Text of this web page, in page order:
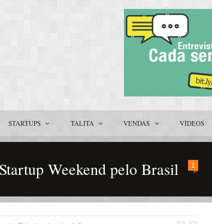
STARTUPS TALITA VENDAS VÍDEOS
Weekend pelo Brasil 1